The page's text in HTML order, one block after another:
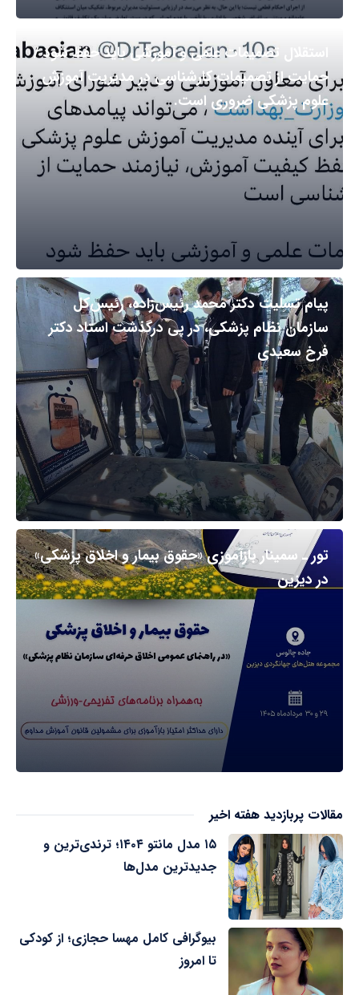
استقلال تصمیمات علمی و آموزشی باید حفظ شود /
حمایت از تصمیمات کارشناسی در مدیریت آموزش
علوم پزشکی ضروری است.
پیام تسلیت دکتر محمد رئیس‌زاده، رئیس‌کل
سازمان نظام پزشکی، در پی درگذشت استاد دکتر
فرخ سعیدی
تور ـ سمینار بازآموزی «حقوق بیمار و اخلاق پزشکی»
در دیزین
مقالات پربازدید هفته اخیر
۱۵ مدل مانتو ۱۴۰۴؛ ترندی‌ترین و
جدیدترین مدل‌ها
بیوگرافی کامل مهسا حجازی؛ از کودکی
تا امروز